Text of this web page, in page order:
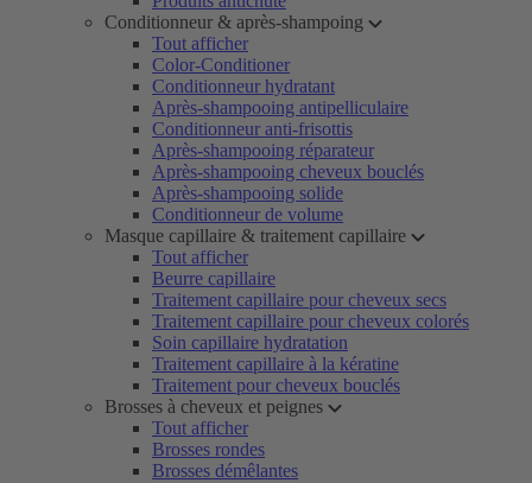
Conditionneur & après-shampoing
Tout afficher
Color-Conditioner
Conditionneur hydratant
Après-shampooing antipelliculaire
Conditionneur anti-frisottis
Après-shampooing réparateur
Après-shampooing cheveux bouclés
Après-shampooing solide
Conditionneur de volume
Masque capillaire & traitement capillaire
Tout afficher
Beurre capillaire
Traitement capillaire pour cheveux secs
Traitement capillaire pour cheveux colorés
Soin capillaire hydratation
Traitement capillaire à la kératine
Traitement pour cheveux bouclés
Brosses à cheveux et peignes
Tout afficher
Brosses rondes
Brosses démêlantes